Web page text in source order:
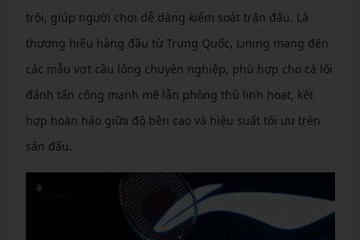
trội, giúp người chơi dễ dàng kiểm soát trận đấu. Là
thương hiệu hàng đầu từ Trung Quốc, Lining mang đến
các mẫu vợt cầu lông chuyên nghiệp, phù hợp cho cả lối
đánh tấn công mạnh mẽ lẫn phòng thủ linh hoạt, kết
hợp hoàn hảo giữa độ bền cao và hiệu suất tối ưu trên
sân đấu.